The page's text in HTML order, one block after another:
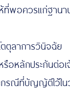
ห้ที่พอควรแก่ฐา
ลาการวินิจฉัย
รือหลักประกันต่อ
รณีที่บัญญัติไว้ใน